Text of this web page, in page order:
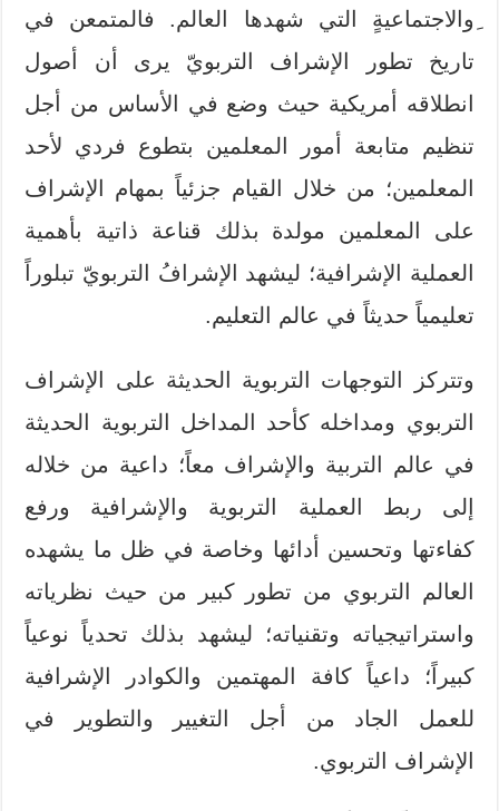
ِوالاجتماعيةٍ التي شهدها العالم. فالمتمعن في
تاريخ تطور الإشراف التربويّ يرى أن أصول
انطلاقه أمريكية حيث وضع في الأساس من أجل
تنظيم متابعة أمور المعلمين بتطوع فردي لأحد
المعلمين؛ من خلال القيام جزئياً بمهام الإشراف
على المعلمين مولدة بذلك قناعة ذاتية بأهمية
العملية الإشرافية؛ ليشهد الإشرافُ التربويّ تبلوراً
تعليمياً حديثاً في عالم التعليم.
وتتركز التوجهات التربوية الحديثة على الإشراف
التربوي ومداخله كأحد المداخل التربوية الحديثة
في عالم التربية والإشراف معاً؛ داعية من خلاله
إلى ربط العملية التربوية والإشرافية ورفع
كفاءتها وتحسين أدائها وخاصة في ظل ما يشهده
العالم التربوي من تطور كبير من حيث نظرياته
واستراتيجياته وتقنياته؛ ليشهد بذلك تحدياً نوعياً
كبيراً؛ داعياً كافة المهتمين والكوادر الإشرافية
للعمل الجاد من أجل التغيير والتطوير في
الإشراف التربوي.